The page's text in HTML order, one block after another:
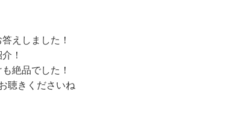
えしました！
！
絶品でした！
聴きくださいね